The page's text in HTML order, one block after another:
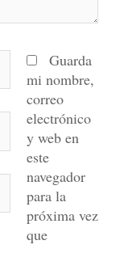
Guarda
mi nombre,
correo
electrónico
y web en
este
navegador
para la
próxima vez
que